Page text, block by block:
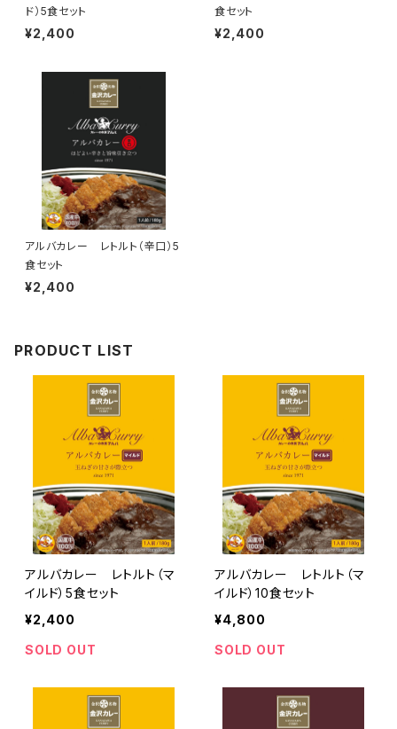
ド）5食セット
¥2,400
食セット
¥2,400
アルバカレー レトルト（辛口）5
食セット
¥2,400
PRODUCT LIST
アルバカレー レトルト（マ
イルド）5食セット
¥2,400
SOLD OUT
アルバカレー レトルト（マ
イルド）10食セット
¥4,800
SOLD OUT